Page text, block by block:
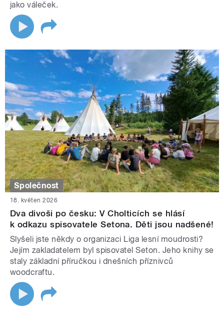
jako váleček.
Společnost
18. květen 2026
Dva divoši po česku: V Cholticích se hlásí
k odkazu spisovatele Setona. Děti jsou nadšené!
Slyšeli jste někdy o organizaci Liga lesní moudrosti?
Jejím zakladatelem byl spisovatel Seton. Jeho knihy se
staly základní příručkou i dnešních příznivců
woodcraftu.